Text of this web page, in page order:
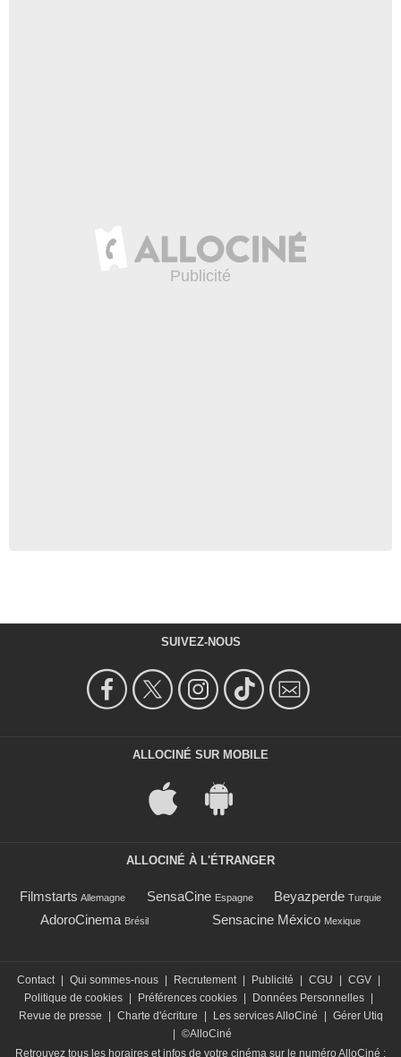
SUIVEZ-NOUS
ALLOCINÉ SUR MOBILE
ALLOCINÉ À L'ÉTRANGER
Filmstarts Allemagne SensaCine Espagne Beyazperde Turquie
AdoroCinema Brésil Sensacine México Mexique
Contact Qui sommes-nous Recrutement Publicité CGU CGV
Politique de cookies
Préférences cookies Données Personnelles
Revue de presse
Charte d'écriture Les services AlloCiné
Gérer Utiq
©AlloCiné
Retrouvez tous les horaires et infos de votre cinéma sur le numéro AlloCiné :